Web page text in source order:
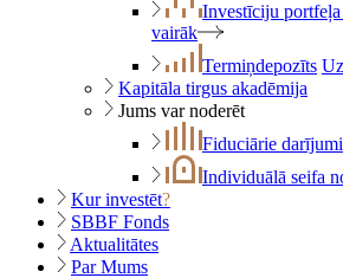
Investīciju portfeļa
vairāk
Termiņdepozīts
Kapitāla tirgus akadēmija
Jums var noderēt
Fiduciārie darījumi
Individuālā seifa
Kur investēt?
SBBF Fonds
Aktualitātes
Par Mums